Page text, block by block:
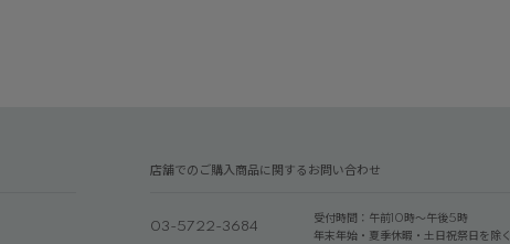
店舗でのご購入商品に関するお問い合わせ
03-5722-3684
受付時間：午前10時～午後5時
年末年始・夏季休暇・土日祝祭日を除く